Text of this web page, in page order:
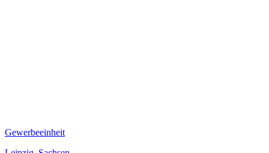
Gewerbeeinheit